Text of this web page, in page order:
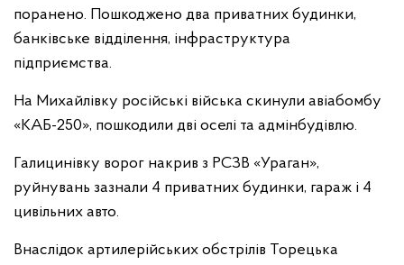
поранено. Пошкоджено два приватних будинки,
банківське відділення, інфраструктура
підприємства.
На Михайлівку російські війська скинули авіабомбу
«КАБ-250», пошкодили дві оселі та адмінбудівлю.
Галицинівку ворог накрив з РСЗВ «Ураган»,
руйнувань зазнали 4 приватних будинки, гараж і 4
цивільних авто.
Внаслідок артилерійських обстрілів Торецька